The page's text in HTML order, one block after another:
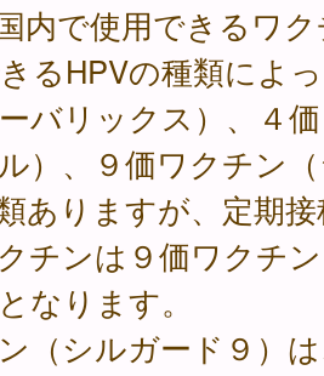
内で使用できるワ
るHPVの種類によ
バリックス）、４
ル）、９価ワクチン
ありますが、定期
チンは９価ワクチ
なります。
（シルガード９）